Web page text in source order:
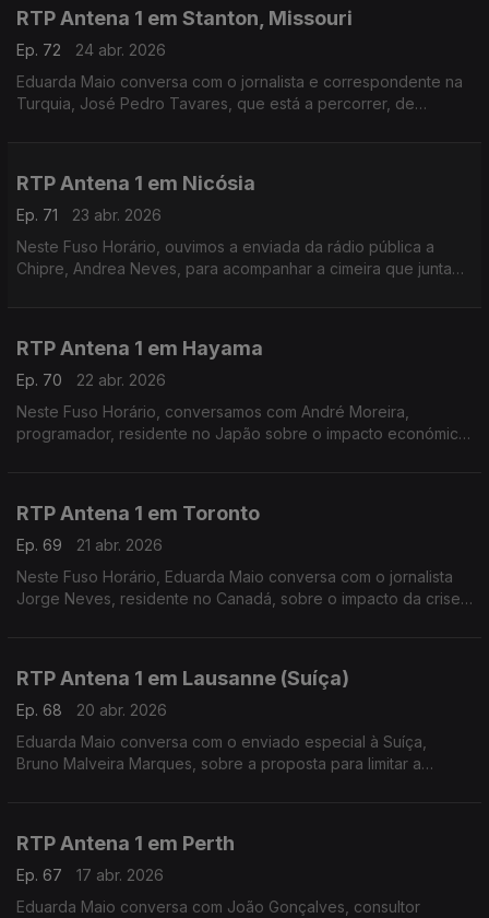
RTP Antena 1 em Stanton, Missouri
Ep. 72
24 abr. 2026
Eduarda Maio conversa com o jornalista e correspondente na
Turquia, José Pedro Tavares, que está a percorrer, de
RTP Antena 1 em Nicósia
Ep. 71
23 abr. 2026
Neste Fuso Horário, ouvimos a enviada da rádio pública a
Chipre, Andrea Neves, para acompanhar a cimeira que junta
RTP Antena 1 em Hayama
Ep. 70
22 abr. 2026
Neste Fuso Horário, conversamos com André Moreira,
programador, residente no Japão sobre o impacto económico
RTP Antena 1 em Toronto
Ep. 69
21 abr. 2026
Neste Fuso Horário, Eduarda Maio conversa com o jornalista
Jorge Neves, residente no Canadá, sobre o impacto da crise
RTP Antena 1 em Lausanne (Suíça)
Ep. 68
20 abr. 2026
Eduarda Maio conversa com o enviado especial à Suíça,
Bruno Malveira Marques, sobre a proposta para limitar a
RTP Antena 1 em Perth
Ep. 67
17 abr. 2026
Eduarda Maio conversa com João Gonçalves, consultor